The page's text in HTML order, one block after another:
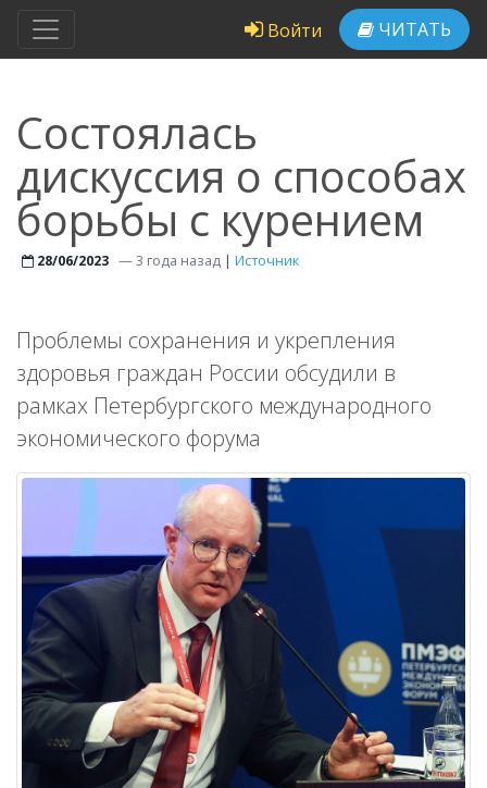
Войти ЧИТАТЬ
Состоялась
дискуссия о способах
борьбы с курением
28/06/2023 —3 года назад | Источник
Проблемы сохранения и укрепления
здоровья граждан России обсудили в
рамках Петербургского международного
экономического форума